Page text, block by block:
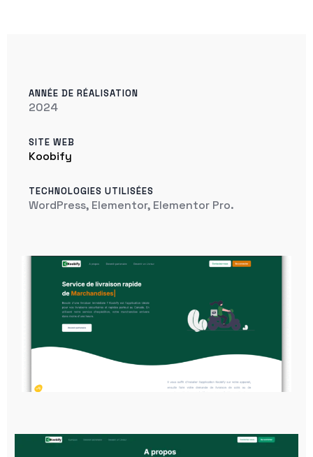
ANNÉE DE RÉALISATION
2024
SITE WEB
Koobify
TECHNOLOGIES UTILISÉES
WordPress, Elementor, Elementor Pro.